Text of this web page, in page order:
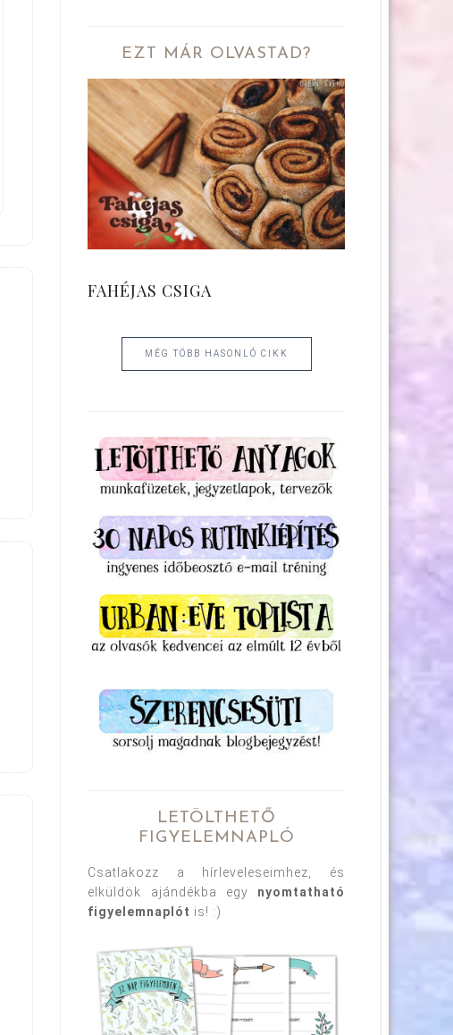
EZT MÁR OLVASTAD?
FAHÉJAS CSIGA
MÉG TÖBB HASONLÓ CIKK
LETÖLTHETŐ
FIGYELEMNAPLÓ
Csatlakozz a hírleveleseimhez, és
elküldök ajándékba egy nyomtatható
figyelemnaplót is! :)